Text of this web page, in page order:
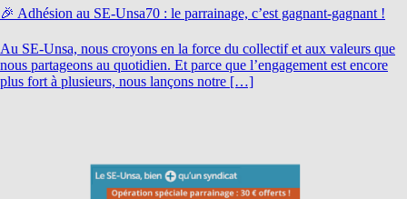
🎉 Adhésion au SE-Unsa70 : le parrainage, c’est gagnant-gagnant !
Au SE-Unsa, nous croyons en la force du collectif et aux valeurs que
nous partageons au quotidien. Et parce que l’engagement est encore
plus fort à plusieurs, nous lançons notre […]